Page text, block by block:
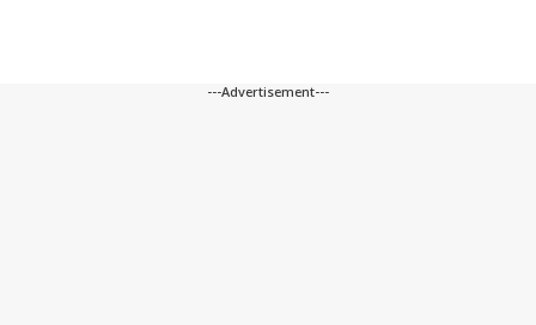
---Advertisement---